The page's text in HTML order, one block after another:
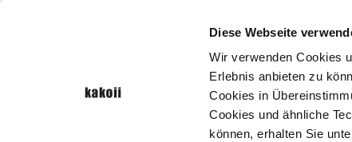
Diese Webseite
Wir verwenden Cookies
Erlebnis anbieten zu
Cookies in
Cookies und ähnliche
können, erhalten Sie
Content
Kinder vor
KI in der